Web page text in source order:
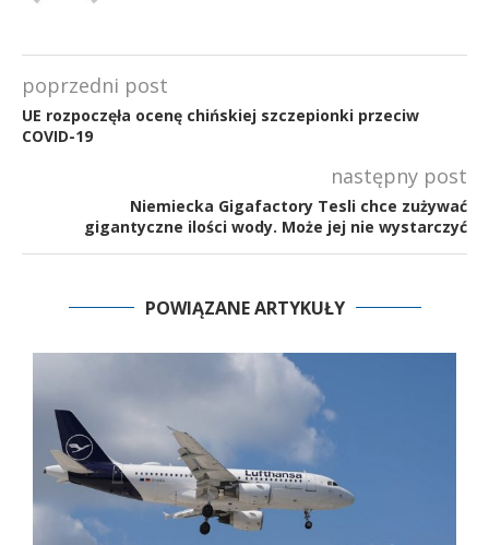
poprzedni post
UE rozpoczęła ocenę chińskiej szczepionki przeciw
COVID-19
następny post
Niemiecka Gigafactory Tesli chce zużywać
gigantyczne ilości wody. Może jej nie wystarczyć
POWIĄZANE ARTYKUŁY